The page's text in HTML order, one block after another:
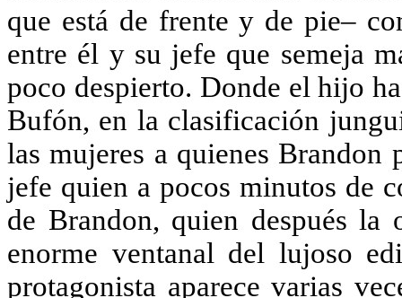
que está de frente y de pie–
entre él y su jefe que semeja
poco despierto. Donde el hijo
Bufón, en la clasificación
las mujeres a quienes Brandon
jefe quien a pocos minutos de
de Brandon, quien después la
enorme ventanal del lujoso
protagonista aparece varias